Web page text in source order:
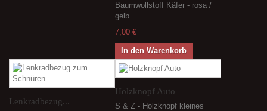
Baumwollstoff Käfer - rosa /
gelb
7,00 €
In den Warenkorb
Lenkradbezug...
Holzknopf Auto
S & Z - Holzknopf kleines